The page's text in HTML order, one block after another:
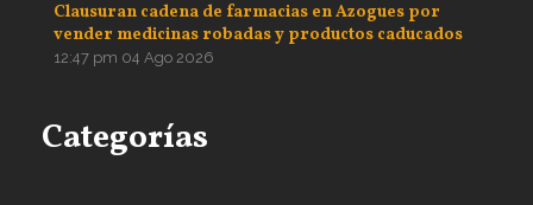
Clausuran cadena de farmacias en Azogues por
vender medicinas robadas y productos caducados
12:47 pm 04 Ago 2026
Categorías